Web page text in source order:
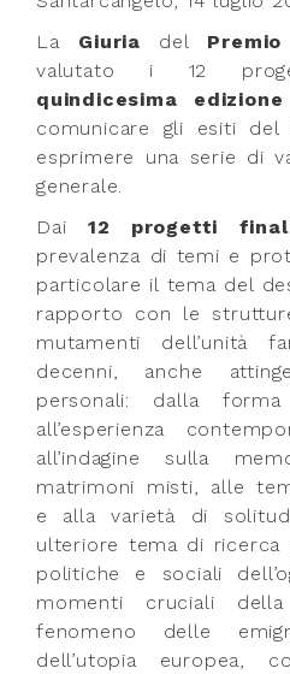
La Giuria del
valutato i 12
quindicesima
comunicare gli esiti del
esprimere una serie di
generale.
Dai 12 progetti
prevalenza di temi e
particolare il tema del
rapporto con le
mutamenti dell’unità
decenni, anche
personali: dalla
all’esperienza
all’indagine sulla
matrimoni misti, alle
e alla varietà di
ulteriore tema di ricerca
politiche e sociali
momenti cruciali
fenomeno delle
dell’utopia europea,